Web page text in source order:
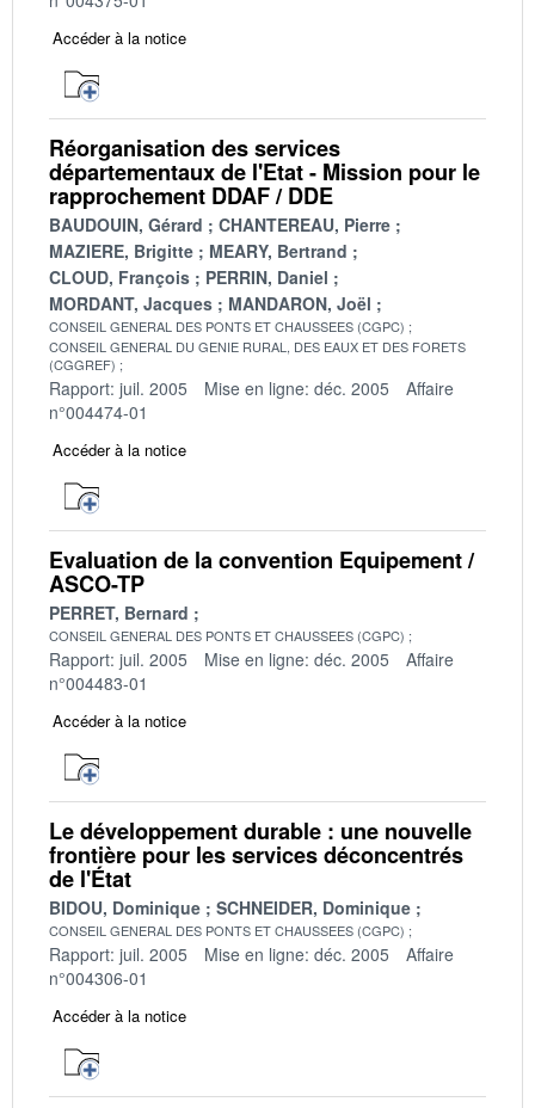
Accéder à la notice
Réorganisation des services
départementaux de l'Etat - Mission pour le
rapprochement DDAF / DDE
BAUDOUIN, Gérard
CHANTEREAU, Pierre
MAZIERE, Brigitte
MEARY, Bertrand
CLOUD, François
PERRIN, Daniel
MORDANT, Jacques
MANDARON, Joël
CONSEIL GENERAL DES PONTS ET CHAUSSEES (CGPC)
CONSEIL GENERAL DU GENIE RURAL, DES EAUX ET DES FORETS
(CGGREF)
Rapport: juil. 2005 Mise en ligne: déc. 2005
Affaire
n°004474-01
Accéder à la notice
Evaluation de la convention Equipement /
ASCO-TP
PERRET, Bernard
CONSEIL GENERAL DES PONTS ET CHAUSSEES (CGPC)
Rapport: juil. 2005 Mise en ligne: déc. 2005
Affaire
n°004483-01
Accéder à la notice
Le développement durable : une nouvelle
frontière pour les services déconcentrés
de l'État
BIDOU, Dominique SCHNEIDER, Dominique
CONSEIL GENERAL DES PONTS ET CHAUSSEES (CGPC)
Rapport: juil. 2005 Mise en ligne: déc. 2005
Affaire
n°004306-01
Accéder à la notice